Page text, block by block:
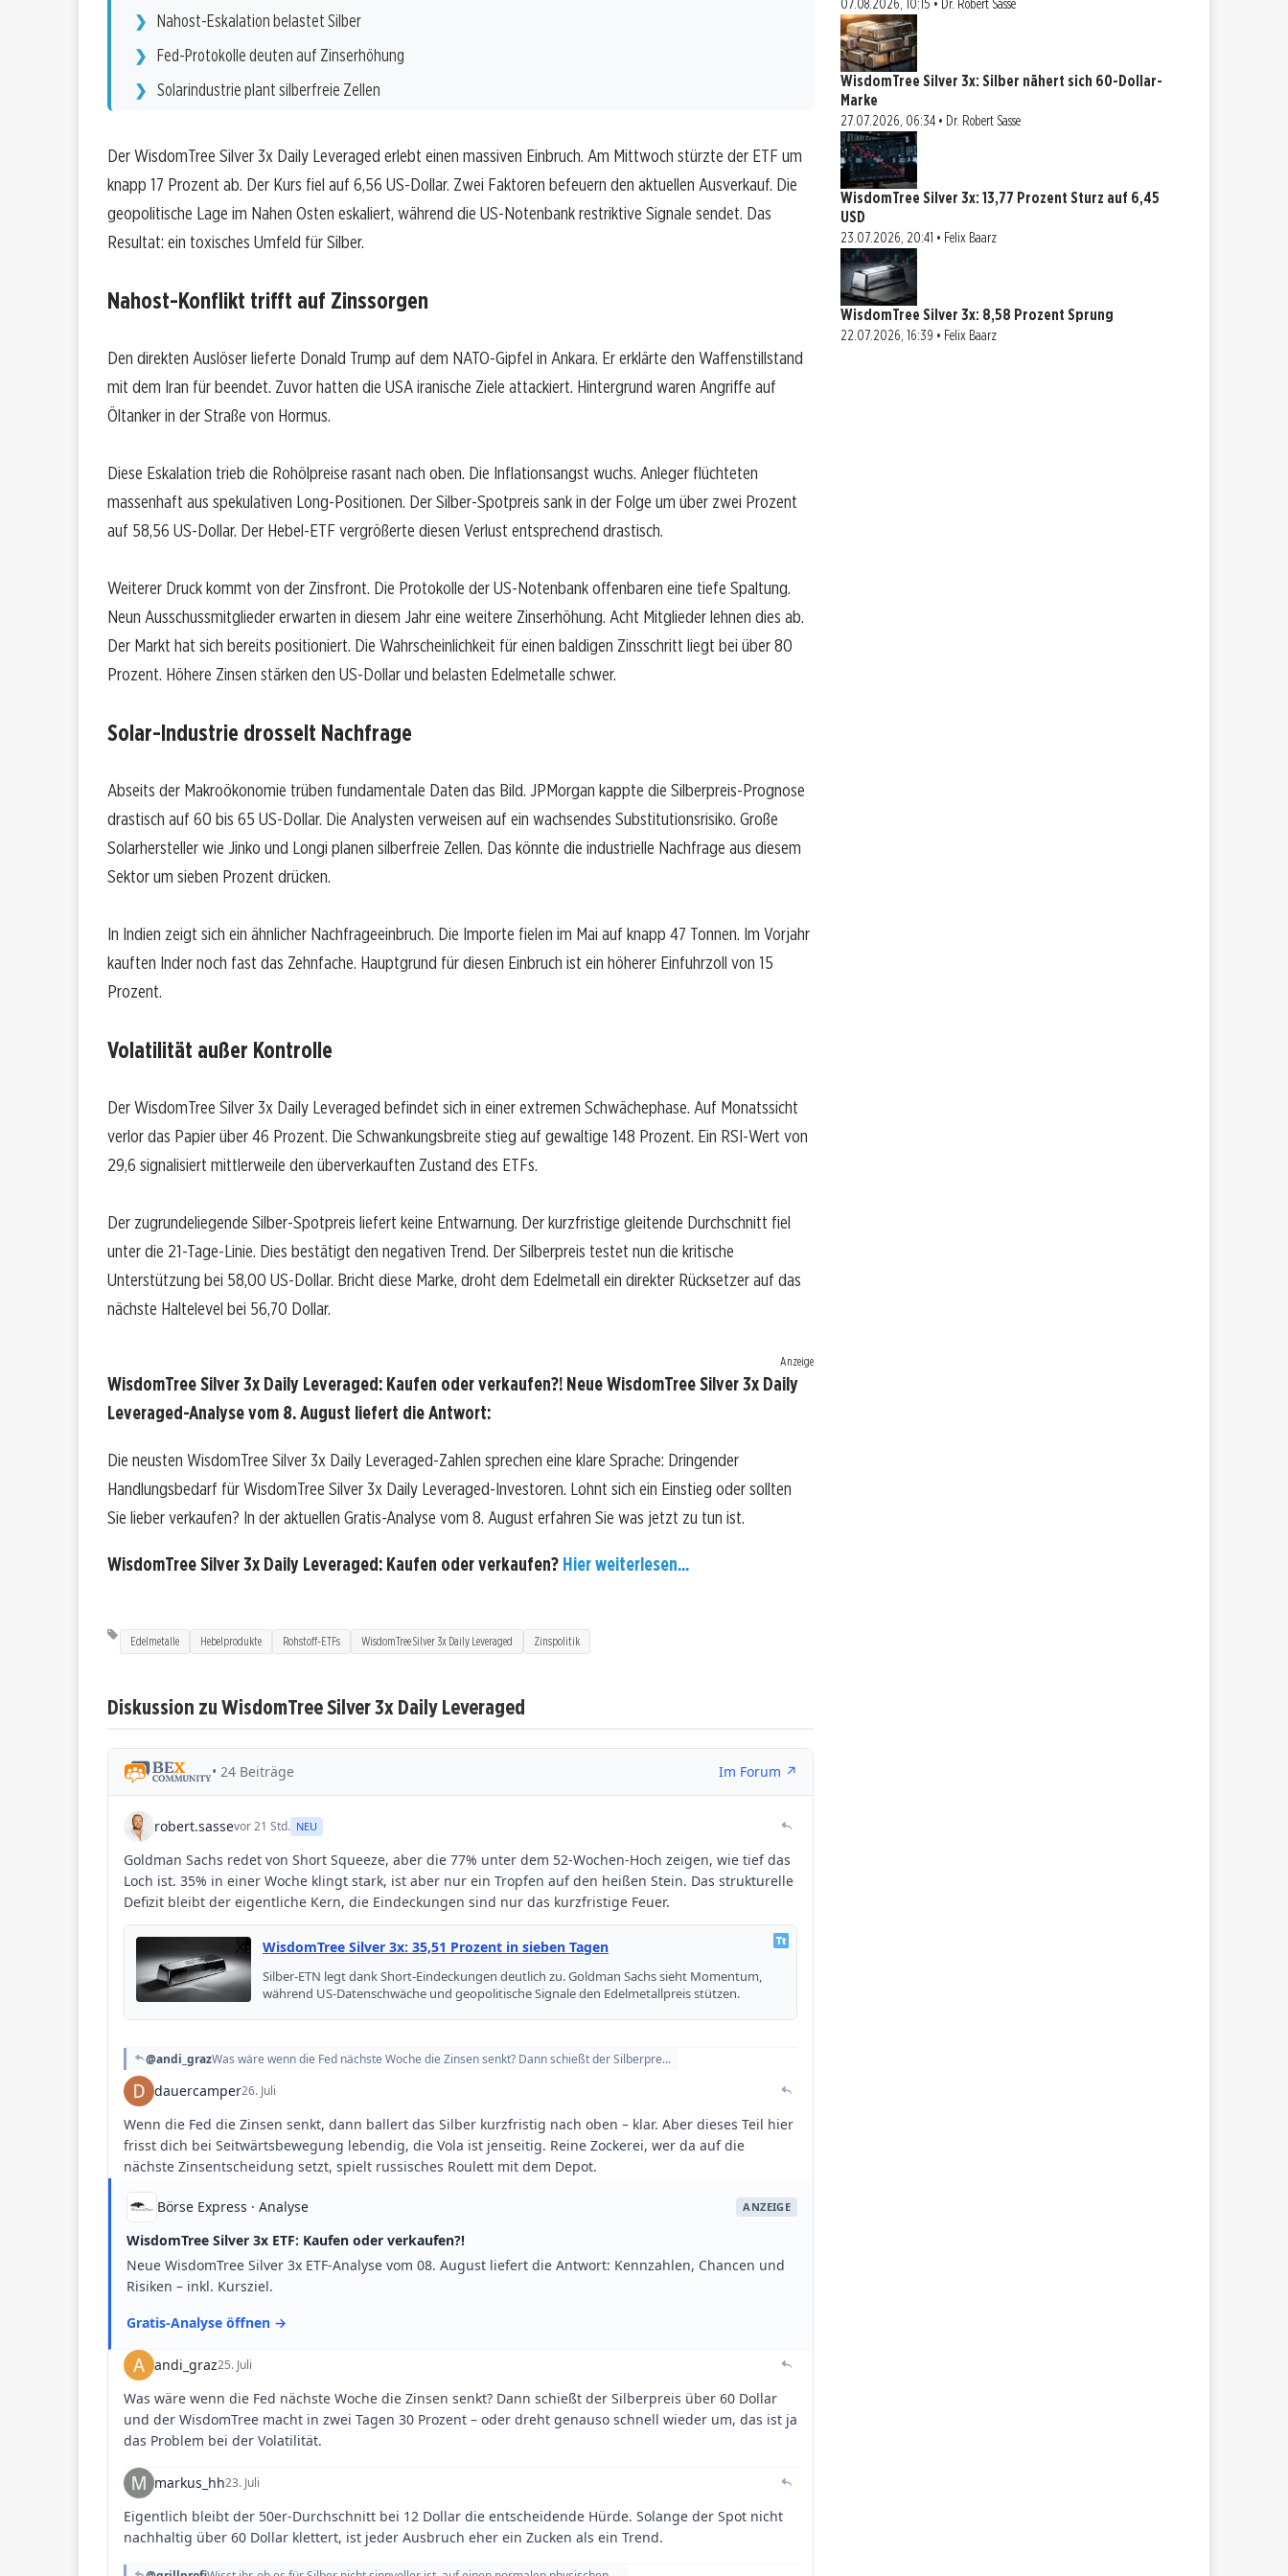
Nahost-Eskalation belastet Silber
Fed-Protokolle deuten auf Zinserhöhung
Solarindustrie plant silberfreie Zellen
Der WisdomTree Silver 3x Daily Leveraged erlebt einen massiven Einbruch. Am Mittwoch stürzte der ETF um
knapp 17 Prozent ab. Der Kurs fiel auf 6,56 US-Dollar. Zwei Faktoren befeuern den aktuellen Ausverkauf. Die
geopolitische Lage im Nahen Osten eskaliert, während die US-Notenbank restriktive Signale sendet. Das
Resultat: ein toxisches Umfeld für Silber.
Nahost-Konflikt trifft auf Zinssorgen
Den direkten Auslöser lieferte Donald Trump auf dem NATO-Gipfel in Ankara. Er erklärte den Waffenstillstand
mit dem Iran für beendet. Zuvor hatten die USA iranische Ziele attackiert. Hintergrund waren Angriffe auf
Öltanker in der Straße von Hormus.
Diese Eskalation trieb die Rohölpreise rasant nach oben. Die Inflationsangst wuchs. Anleger flüchteten
massenhaft aus spekulativen Long-Positionen. Der Silber-Spotpreis sank in der Folge um über zwei Prozent
auf 58,56 US-Dollar. Der Hebel-ETF vergrößerte diesen Verlust entsprechend drastisch.
Weiterer Druck kommt von der Zinsfront. Die Protokolle der US-Notenbank offenbaren eine tiefe Spaltung.
Neun Ausschussmitglieder erwarten in diesem Jahr eine weitere Zinserhöhung. Acht Mitglieder lehnen dies ab.
Der Markt hat sich bereits positioniert. Die Wahrscheinlichkeit für einen baldigen Zinsschritt liegt bei über 80
Prozent. Höhere Zinsen stärken den US-Dollar und belasten Edelmetalle schwer.
Solar-Industrie drosselt Nachfrage
Abseits der Makroökonomie trüben fundamentale Daten das Bild. JPMorgan kappte die Silberpreis-Prognose
drastisch auf 60 bis 65 US-Dollar. Die Analysten verweisen auf ein wachsendes Substitutionsrisiko. Große
Solarhersteller wie Jinko und Longi planen silberfreie Zellen. Das könnte die industrielle Nachfrage aus diesem
Sektor um sieben Prozent drücken.
In Indien zeigt sich ein ähnlicher Nachfrageeinbruch. Die Importe fielen im Mai auf knapp 47 Tonnen. Im Vorjahr
kauften Inder noch fast das Zehnfache. Hauptgrund für diesen Einbruch ist ein höherer Einfuhrzoll von 15
Prozent.
Volatilität außer Kontrolle
Der WisdomTree Silver 3x Daily Leveraged befindet sich in einer extremen Schwächephase. Auf Monatssicht
verlor das Papier über 46 Prozent. Die Schwankungsbreite stieg auf gewaltige 148 Prozent. Ein RSI-Wert von
29,6 signalisiert mittlerweile den überverkauften Zustand des ETFs.
Der zugrundeliegende Silber-Spotpreis liefert keine Entwarnung. Der kurzfristige gleitende Durchschnitt fiel
unter die 21-Tage-Linie. Dies bestätigt den negativen Trend. Der Silberpreis testet nun die kritische
Unterstützung bei 58,00 US-Dollar. Bricht diese Marke, droht dem Edelmetall ein direkter Rücksetzer auf das
nächste Haltelevel bei 56,70 Dollar.
Anzeige
WisdomTree Silver 3x Daily Leveraged: Kaufen oder verkaufen?! Neue WisdomTree Silver 3x Daily
Leveraged-Analyse vom 8. August liefert die Antwort:
Die neusten WisdomTree Silver 3x Daily Leveraged-Zahlen sprechen eine klare Sprache: Dringender
Handlungsbedarf für WisdomTree Silver 3x Daily Leveraged-Investoren. Lohnt sich ein Einstieg oder sollten
Sie lieber verkaufen? In der aktuellen Gratis-Analyse vom 8. August erfahren Sie was jetzt zu tun ist.
WisdomTree Silver 3x Daily Leveraged: Kaufen oder verkaufen? Hier weiterlesen...
Edelmetalle Hebelprodukte Rohstoff-ETFs WisdomTree Silver 3x Daily Leveraged Zinspolitik
Diskussion zu WisdomTree Silver 3x Daily Leveraged
07.08.2026, 10:15 • Dr. Robert Sasse
WisdomTree Silver 3x: Silber nähert sich 60-Dollar-
Marke
27.07.2026, 06:34 • Dr. Robert Sasse
WisdomTree Silver 3x: 13,77 Prozent Sturz auf 6,45
USD
23.07.2026, 20:41 • Felix Baarz
WisdomTree Silver 3x: 8,58 Prozent Sprung
22.07.2026, 16:39 • Felix Baarz